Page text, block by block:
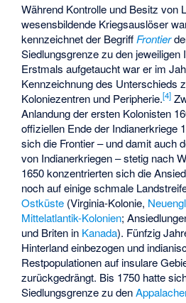
Während Kontrolle und Besitz von
wesensbildende Kriegsauslöser
kennzeichnet der Begriff Frontier
Siedlungsgrenze zu den jeweiligen
Erstmals aufgetaucht war er im
Kennzeichnung des Unterschieds
Koloniezentren und Peripherie.[4]
Anlandung der ersten Kolonisten
offiziellen Ende der Indianerkriege
sich die Frontier – und damit auch
von Indianerkriegen – stetig nach
1650 konzentrierten sich die
noch auf einige schmale
Ostküste (Virginia-Kolonie,
Mittelatlantik-Kolonien;
und Briten in Kanada). Fünfzig
Hinterland einbezogen und
Restpopulationen auf insulare
zurückgedrängt. Bis 1750 hatte
Siedlungsgrenze zu den